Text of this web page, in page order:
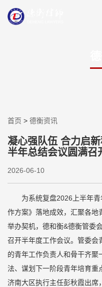
首页 > 德衡资讯
凝心强队伍 合力启
半年总结会议圆满召
2026-06-10
为系统复盘2026上半年青
作方案》落地成效，汇聚各地
举办契机，德和衡&德衡管委
召开半年度工作会议。管委会
的青年工作负责人和骨干齐
法、谋划下一阶段青年培育重
济南大区执行主任彭秋霞出席